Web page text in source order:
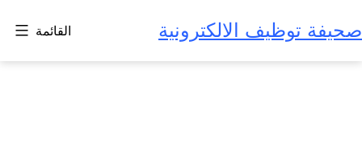
إلى
المحتوى
صحيفة توظيف الالكترونية القائمة